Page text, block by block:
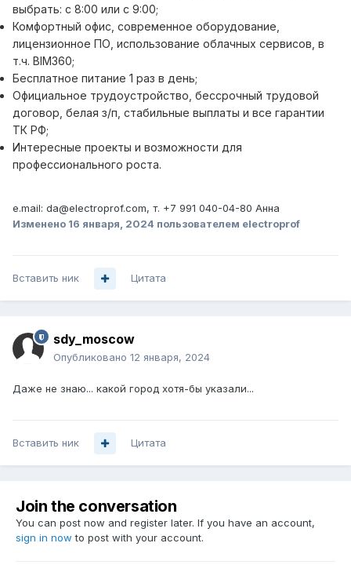
выбрать: с 8:00 или с 9:00;
Комфортный офис, современное оборудование,
лицензионное ПО, использование облачных сервисов, в
т.ч. BIM360;
Бесплатное питание 1 раз в день;
Официальное трудоустройство, бессрочный трудовой
договор, белая з/п, стабильные выплаты и все гарантии
ТК РФ;
Интересные проекты и возможности для
профессионального роста.
e.mail: da@electroprof.com, т. +7 991 040-04-80 Анна
Изменено 16 января, 2024 пользователем electroprof
Вставить ник Цитата
sdy_moscow
Опубликовано 12 января, 2024
Даже не знаю... какой город хотя-бы указали...
Вставить ник Цитата
Join the conversation
You can post now and register later. If you have an account,
sign in now to post with your account.